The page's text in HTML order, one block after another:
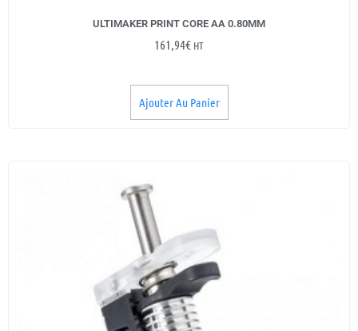
ULTIMAKER PRINT CORE AA 0.80MM
161,94€ HT
Ajouter Au Panier